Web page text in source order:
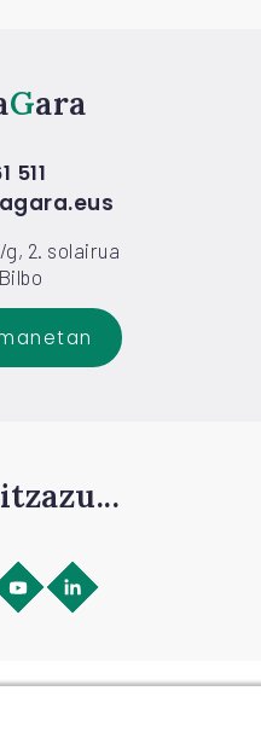
Gara
511
2. solairua